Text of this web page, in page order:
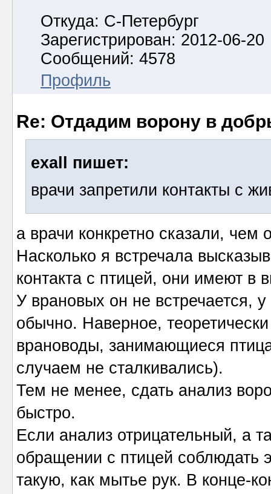
Откуда: С-Петербург
Зарегистрирован: 2012-06-20
Сообщений: 4578
Профиль
Re: Отдадим ворону в
exall пишет:
врачи запретили контакты с
а врачи конкретно сказали, чем
Насколько я встречала
контакта с птицей, они имеют в
У врановых он не встречается,
обычно. Наверное,
врановоды, занимающиеся
случаем не сталкивались).
Тем не менее, сдать анализ
быстро.
Если анализ отрицательный, а
обращении с птицей соблюдать
такую, как мытье рук. В конце-